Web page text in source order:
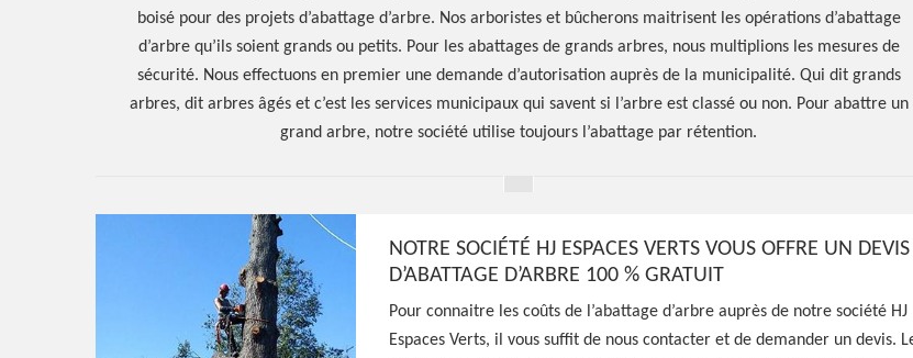
Hoerter Joseph Elagage 58
boisé pour des projets d’abattage d’arbre. Nos arboristes et bûcherons maitrisent les opérations d’abattage
d’arbre qu’ils soient grands ou petits. Pour les abattages de grands arbres, nous multiplions les mesures de
sécurité. Nous effectuons en premier une demande d’autorisation auprès de la municipalité. Qui dit grands
arbres, dit arbres âgés et c’est les services municipaux qui savent si l’arbre est classé ou non. Pour abattre un
grand arbre, notre société utilise toujours l’abattage par rétention.
NOTRE SOCIÉTÉ HJ ESPACES VERTS VOUS OFFRE UN DEVIS
D’ABATTAGE D’ARBRE 100 % GRATUIT
Pour connaitre les coûts de l’abattage d’arbre auprès de notre société HJ
Espaces Verts, il vous suffit de nous contacter et de demander un devis.